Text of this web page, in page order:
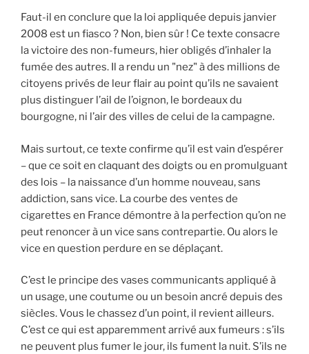
Faut-il en conclure que la loi appliquée depuis janvier
2008 est un fiasco ? Non, bien sûr ! Ce texte consacre
la victoire des non-fumeurs, hier obligés d’inhaler la
fumée des autres. Il a rendu un "nez" à des millions de
citoyens privés de leur flair au point qu’ils ne savaient
plus distinguer l’ail de l’oignon, le bordeaux du
bourgogne, ni l’air des villes de celui de la campagne.
Mais surtout, ce texte confirme qu’il est vain d’espérer
– que ce soit en claquant des doigts ou en promulguant
des lois – la naissance d’un homme nouveau, sans
addiction, sans vice. La courbe des ventes de
cigarettes en France démontre à la perfection qu’on ne
peut renoncer à un vice sans contrepartie. Ou alors le
vice en question perdure en se déplaçant.
C’est le principe des vases communicants appliqué à
un usage, une coutume ou un besoin ancré depuis des
siècles. Vous le chassez d’un point, il revient ailleurs.
C’est ce qui est apparemment arrivé aux fumeurs : s’ils
ne peuvent plus fumer le jour, ils fument la nuit. S’ils ne